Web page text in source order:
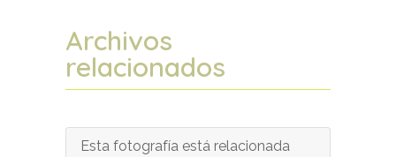
Archivos
relacionados
Esta fotografía está relacionada